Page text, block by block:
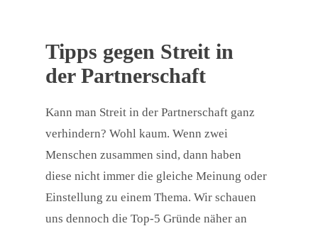
Tipps gegen Streit in
der Partnerschaft
Kann man Streit in der Partnerschaft ganz
verhindern? Wohl kaum. Wenn zwei
Menschen zusammen sind, dann haben
diese nicht immer die gleiche Meinung oder
Einstellung zu einem Thema. Wir schauen
uns dennoch die Top-5 Gründe näher an